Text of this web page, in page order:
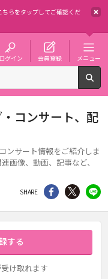
ちらをタップしてご確認くだ
ログイン 会員登録 メニュー
コンサート、配
ンサート情報をご紹介しま
画像、動画、記事など、
SHARE シェア Twitter
する
け取れます